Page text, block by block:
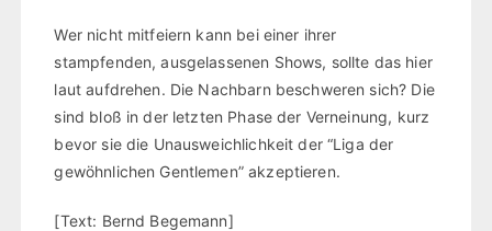
Wer nicht mitfeiern kann bei einer ihrer
stampfenden, ausgelassenen Shows, sollte das hier
laut aufdrehen. Die Nachbarn beschweren sich? Die
sind bloß in der letzten Phase der Verneinung, kurz
bevor sie die Unausweichlichkeit der “Liga der
gewöhnlichen Gentlemen” akzeptieren.
[Text: Bernd Begemann]